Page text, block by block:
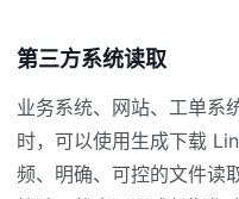
第三方系统读取
业务系统、网站、工单系
时，可以使用生成下载
频、明确、可控的文件读